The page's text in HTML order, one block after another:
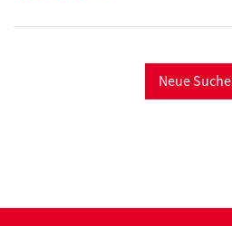
Neue Suche